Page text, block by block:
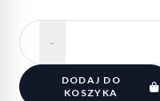
-
DODAJ DO
KOSZYKA